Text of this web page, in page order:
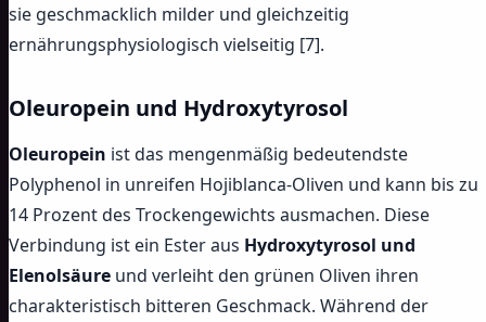
sie geschmacklich milder und gleichzeitig
ernährungsphysiologisch vielseitig [7].
Oleuropein und Hydroxytyrosol
Oleuropein ist das mengenmäßig bedeutendste
Polyphenol in unreifen Hojiblanca-Oliven und kann bis zu
14 Prozent des Trockengewichts ausmachen. Diese
Verbindung ist ein Ester aus Hydroxytyrosol und
Elenolsäure und verleiht den grünen Oliven ihren
charakteristisch bitteren Geschmack. Während der